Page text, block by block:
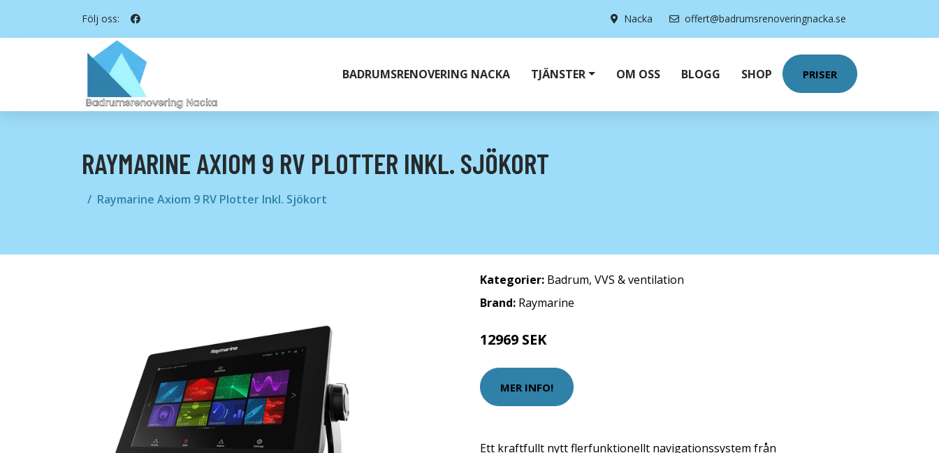
Följ oss: Nacka offert@badrumsrenoveringnacka.se
BADRUMSRENOVERING NACKA TJÄNSTER OM OSS BLOGG SHOP PRISER
RAYMARINE AXIOM 9 RV PLOTTER INKL. SJÖKORT
Raymarine Axiom 9 RV Plotter Inkl. Sjökort
Kategorier: Badrum, VVS & ventilation
Brand: Raymarine
12969 SEK
MER INFO!
Ett kraftfullt nytt flerfunktionellt navigationssystem från